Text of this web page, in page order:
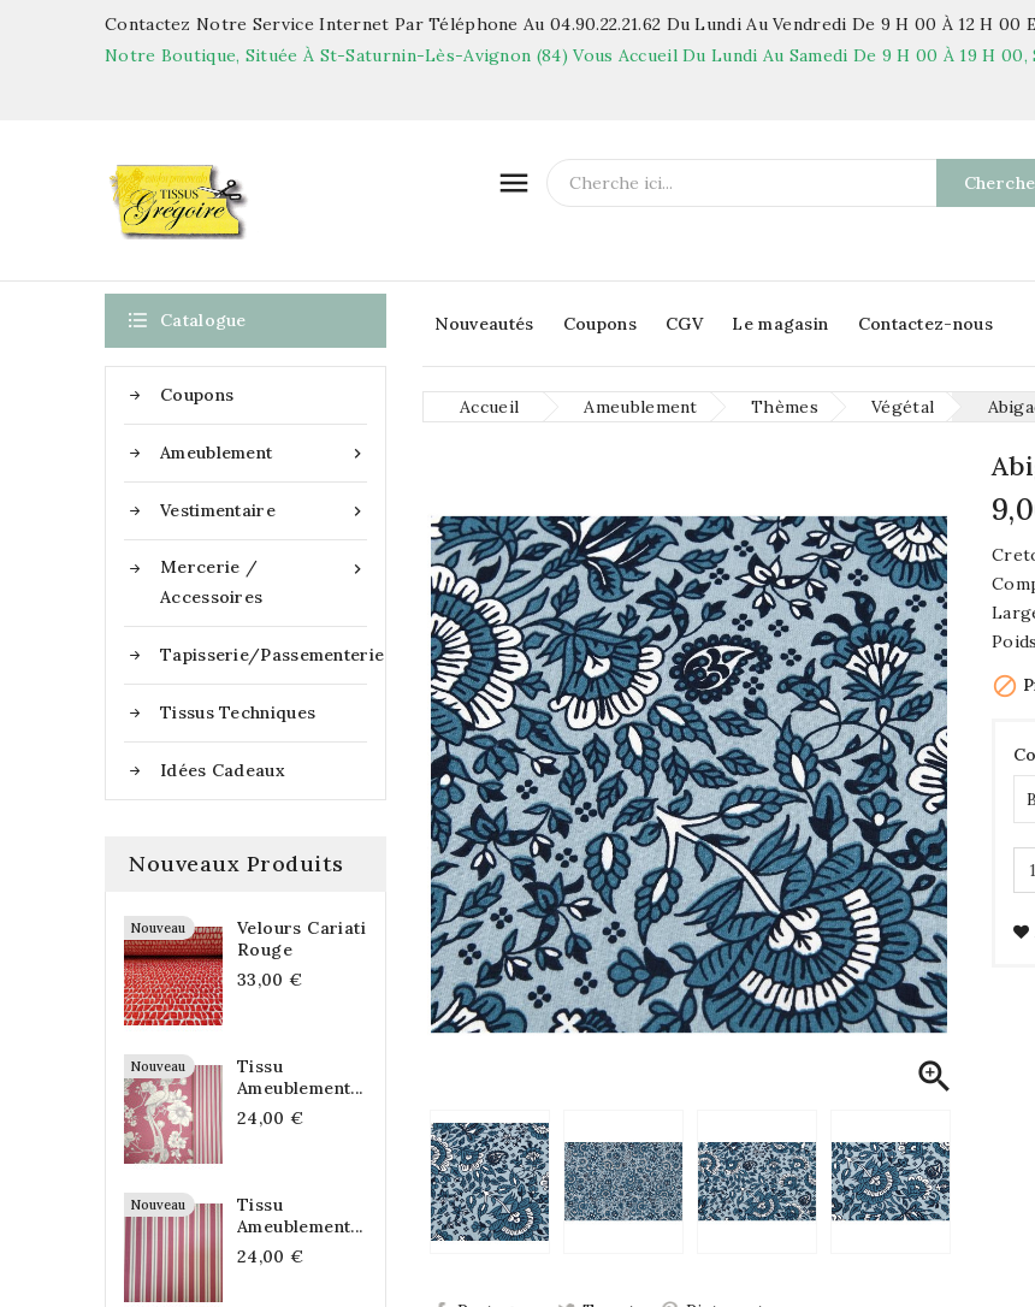
Contactez Notre Service Internet Par Téléphone Au 04.90.22.21.62 Du Lundi Au Vendredi De 9 H 00 À 12 H 00
Notre Boutique, Située À St-Saturnin-Lès-Avignon (84) Vous Accueil Du Lundi Au Samedi De 9 H 00 À 19 H

Nouveautés Coupons CGV Le magasin Contactez-nous
 Catalogue
Coupons

Ameublement

Vestimentaire

Mercerie /
Accessoires
Tapisserie/Passementerie
Tissus Techniques
Idées Cadeaux
Nouveaux Produits
Nouveau
Velours Cariati
Rouge
33,00 €
Nouveau
Tissu
Ameublement...
24,00 €
Nouveau
Tissu
Ameublement...
24,00 €
Accueil Ameublement Thèmes Végétal

